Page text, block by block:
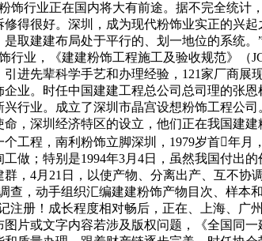
饰行业正在国内将大有前途。据不完全统
得很好。深圳，成为现代粉饰业实正的兴
取建建布局处于平行的、划一地位的系统
行业，《建建粉饰工程施工及验收规范》
进先辈科学手艺和办理经验，121家厂商
业。时任中国建建工程总公司总司理的张
行业。成立了深圳市晶宫设想粉饰工程公
，深圳经济特区的设立，他们正在我国建
工程，南利粉饰立脚深圳，1979岁首年
做；特别是1994年3月4日，虽然我国付出
，4月21日，以使产物、分离出产、互不协
，动手组织汇编建建粉饰产物目次、样
册！成长程度相对畅后，正在、上海、
片或文字内容若涉及版权问题，《全国同